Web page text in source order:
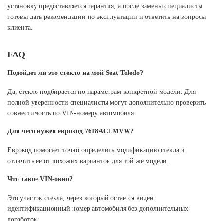
установку предоставляется гарантия, а после замены специалисты
готовы дать рекомендации по эксплуатации и ответить на вопросы
клиента.
FAQ
Подойдет ли это стекло на мой Seat Toledo?
Да, стекло подбирается по параметрам конкретной модели. Для
полной уверенности специалисты могут дополнительно проверить
совместимость по VIN-номеру автомобиля.
Для чего нужен еврокод 7618ACLMVW?
Еврокод помогает точно определить модификацию стекла и
отличить ее от похожих вариантов для той же модели.
Что такое VIN-окно?
Это участок стекла, через который остается виден
идентификационный номер автомобиля без дополнительных
доработок.